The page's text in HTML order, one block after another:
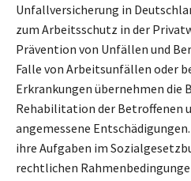
Unfallversicherung in
zum Arbeitsschutz in der
Prävention von Unfällen und
Falle von Arbeitsunfällen oder
Erkrankungen übernehmen die
Rehabilitation der Betroffenen
angemessene
ihre Aufgaben im
rechtlichen